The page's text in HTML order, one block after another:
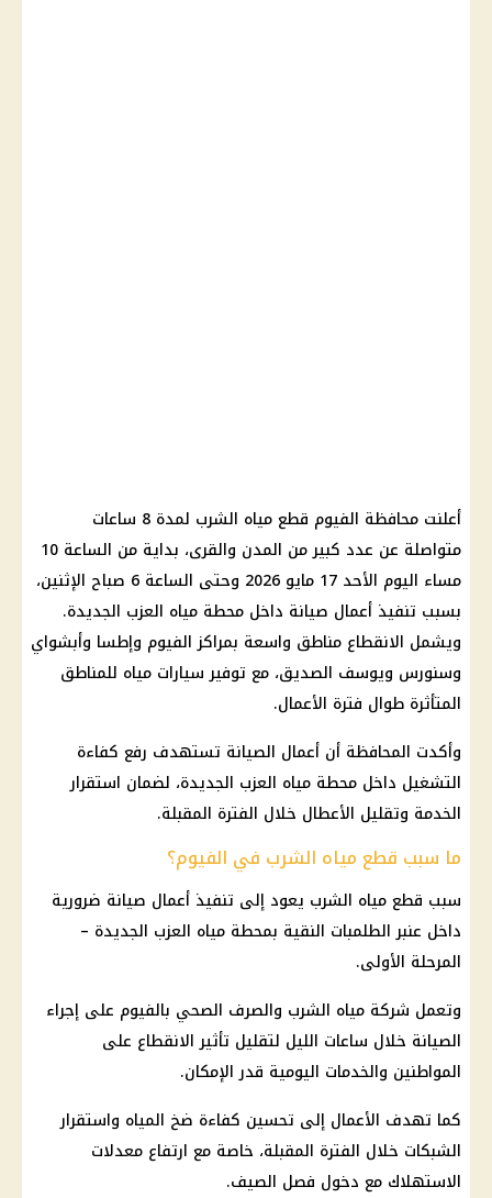
أعلنت محافظة الفيوم قطع مياه الشرب لمدة 8 ساعات
متواصلة عن عدد كبير من المدن والقرى، بداية من الساعة 10
مساء اليوم الأحد 17 مايو 2026 وحتى الساعة 6 صباح الإثنين،
بسبب تنفيذ أعمال صيانة داخل محطة مياه العزب الجديدة.
ويشمل الانقطاع مناطق واسعة بمراكز الفيوم وإطسا وأبشواي
وسنورس ويوسف الصديق، مع توفير سيارات مياه للمناطق
المتأثرة طوال فترة الأعمال.
وأكدت المحافظة أن أعمال الصيانة تستهدف رفع كفاءة
التشغيل داخل محطة مياه العزب الجديدة، لضمان استقرار
الخدمة وتقليل الأعطال خلال الفترة المقبلة.
ما سبب قطع مياه الشرب في الفيوم؟
سبب قطع مياه الشرب يعود إلى تنفيذ أعمال صيانة ضرورية
داخل عنبر الطلمبات النقية بمحطة مياه العزب الجديدة –
المرحلة الأولى.
وتعمل شركة مياه الشرب والصرف الصحي بالفيوم على إجراء
الصيانة خلال ساعات الليل لتقليل تأثير الانقطاع على
المواطنين والخدمات اليومية قدر الإمكان.
كما تهدف الأعمال إلى تحسين كفاءة ضخ المياه واستقرار
الشبكات خلال الفترة المقبلة، خاصة مع ارتفاع معدلات
الاستهلاك مع دخول فصل الصيف.